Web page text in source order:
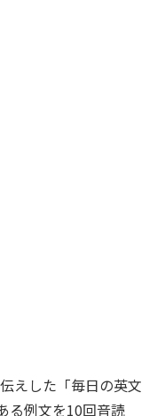
えした「毎日の英文
る例文を10回音読